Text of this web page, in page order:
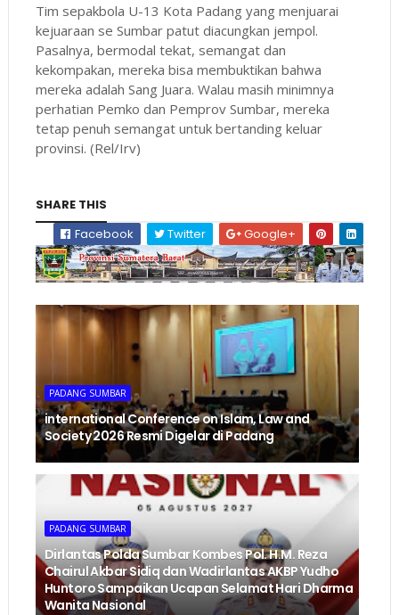
Tim sepakbola U-13 Kota Padang yang menjuarai
kejuaraan se Sumbar patut diacungkan jempol.
Pasalnya, bermodal tekat, semangat dan
kekompakan, mereka bisa membuktikan bahwa
mereka adalah Sang Juara. Walau masih minimnya
perhatian Pemko dan Pemprov Sumbar, mereka
tetap penuh semangat untuk bertanding keluar
provinsi. (Rel/Irv)
SHARE THIS
Facebook
Twitter Google+
PADANG SUMBAR
international Conference on Islam, Law and
Society 2026 Resmi Digelar di Padang
PADANG SUMBAR
Dirlantas Polda Sumbar Kombes Pol. H.M. Reza
Chairul Akbar Sidiq dan Wadirlantas AKBP Yudho
Huntoro Sampaikan Ucapan Selamat Hari Dharma
Wanita Nasional